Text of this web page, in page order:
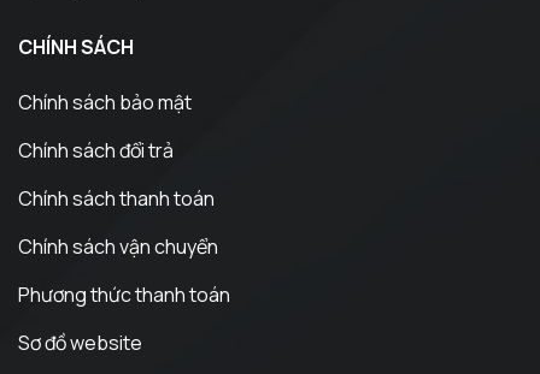
CHÍNH SÁCH
Chính sách bảo mật
Chính sách đổi trả
Chính sách thanh toán
Chính sách vận chuyển
Phương thức thanh toán
Sơ đồ website